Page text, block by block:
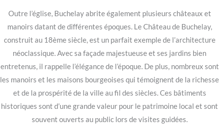
Outre l’église, Buchelay abrite également plusieurs châteaux et
manoirs datant de différentes époques. Le Château de Buchelay,
construit au 18ème siècle, est un parfait exemple de l’architecture
néoclassique. Avec sa façade majestueuse et ses jardins bien
entretenus, il rappelle l’élégance de l’époque. De plus, nombreux sont
les manoirs et les maisons bourgeoises qui témoignent de la richesse
et de la prospérité de la ville au fil des siècles. Ces bâtiments
historiques sont d’une grande valeur pour le patrimoine local et sont
souvent ouverts au public lors de visites guidées.